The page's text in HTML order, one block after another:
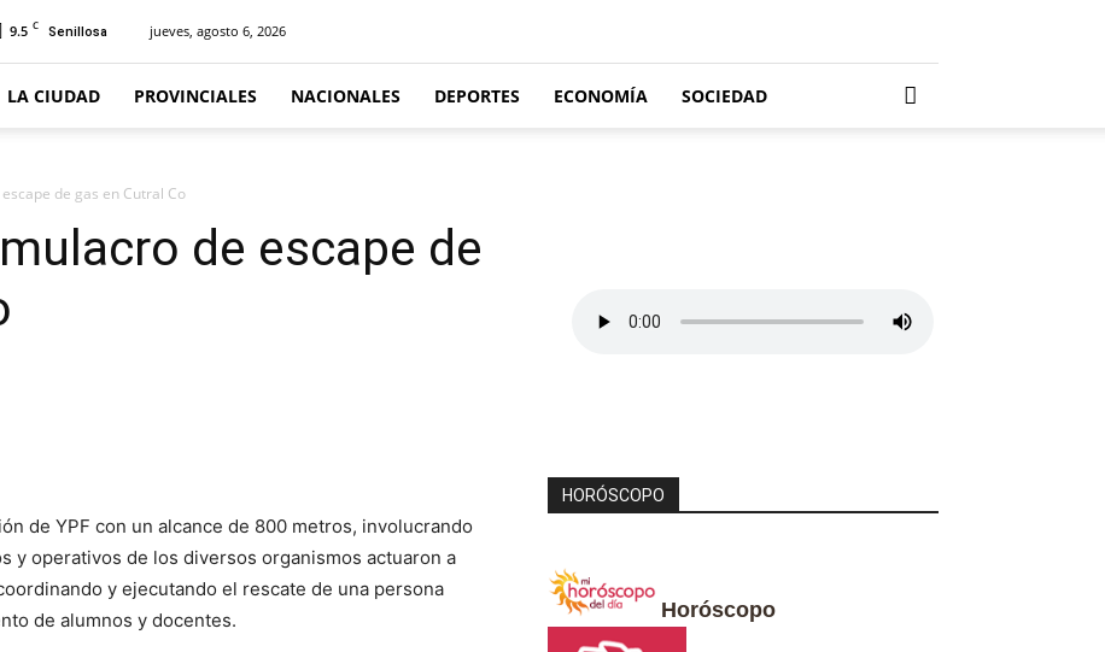
9.5 C Senillosa jueves, agosto 6, 2026
LA CIUDAD PROVINCIALES NACIONALES DEPORTES ECONOMÍA SOCIEDAD
de gas en Cutral Co
de escape de
de YPF con un alcance de 800 metros, involucrando
y operativos de los diversos organismos actuaron a
y ejecutando el rescate de una persona
de alumnos y docentes.
HORÓSCOPO
Horóscopo